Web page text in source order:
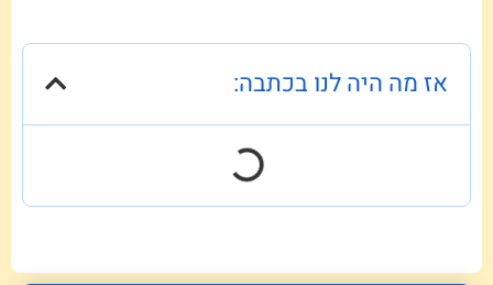
אז מה היה לנו בכתבה: